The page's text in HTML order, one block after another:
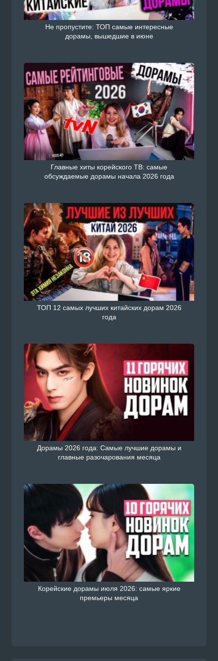
Не пропустите: ТОП самые интересные
дорамы, вышедшие в июне
Главные хиты корейского ТВ: самые
обсуждаемые дорамы начала 2026 года
ТОП 12 самых лучших китайских дорам 2026
года
Дорамы 2026 года: Самые лучшие дорамы и
главные разочарования месяца
Корейские дорамы июля 2026: самые яркие
премьеры месяца